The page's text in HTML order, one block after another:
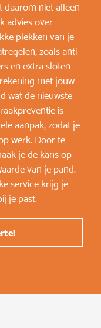
daarom niet alleen
advies over
plekken van je
zoals anti-
en extra sloten
met jouw
wat de nieuwste
is
aanpak, zodat je
werk. Door te
je de kans op
van je pand.
service krijg je
je past.